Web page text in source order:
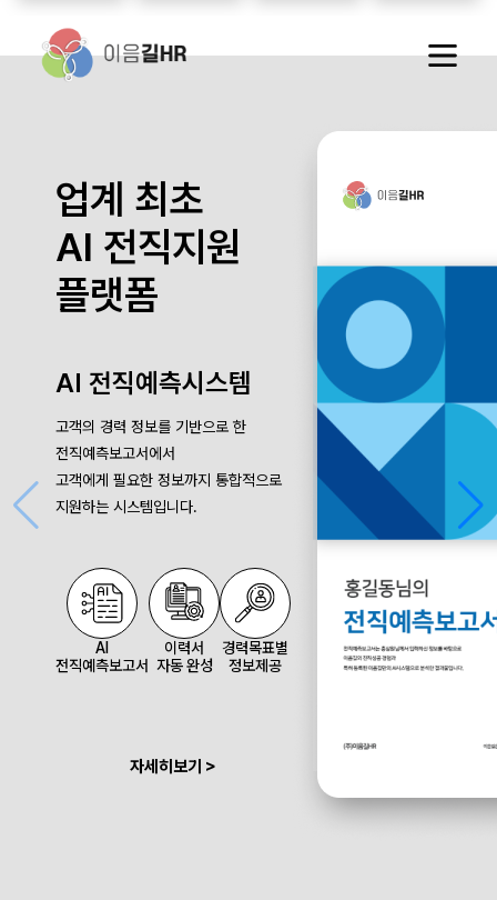
업계 최초
AI 전직지원
플랫폼
AI 전직예측시스템
고객의 경력 정보를 기반으로 한
전직예측보고서에서
고객에게 필요한 정보까지 통합적으로
지원하는 시스템입니다.
AI
전직예측보고서
이력서
자동 완성
경력목표별
정보제공
자세히보기 >